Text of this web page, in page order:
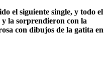
el siguiente single, y todo el
la sorprendieron con la
con dibujos de la gatita en